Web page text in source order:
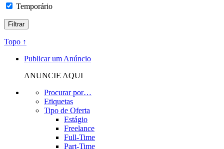
Temporário
Topo ↑
Publicar um Anúncio
ANUNCIE AQUI
Procurar por…
Etiquetas
Tipo de Oferta
Estágio
Freelance
Full-Time
Part-Time